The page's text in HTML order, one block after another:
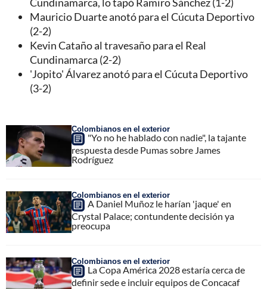
Mauricio Duarte anotó para el Cúcuta Deportivo
(2-2)
Kevin Cataño al travesaño para el Real
Cundinamarca (2-2)
'Jopito' Álvarez anotó para el Cúcuta Deportivo
(3-2)
Colombianos en el exterior
"Yo no he hablado con nadie", la tajante
respuesta desde Pumas sobre James
Rodríguez
Colombianos en el exterior
A Daniel Muñoz le harían 'jaque' en
Crystal Palace; contundente decisión ya
preocupa
Colombianos en el exterior
La Copa América 2028 estaría cerca de
definir sede e incluir equipos de Concacaf